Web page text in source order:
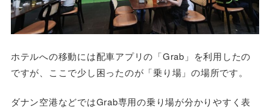
ホテルへの移動には配車アプリの「Grab」を利用したの
ですが、ここで少し困ったのが「乗り場」の場所です。
ダナン空港などではGrab専用の乗り場が分かりやすく表